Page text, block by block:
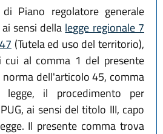
Piano regolatore generale
sensi della legge regionale 7
(Tutela ed uso del territorio),
al comma 1 del presente
dell'articolo 45, comma
il procedimento per
ai sensi del titolo III, capo
Il presente comma trova